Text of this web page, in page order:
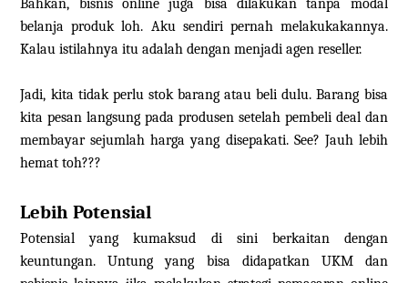
Bahkan, bisnis online juga bisa dilakukan tanpa modal
belanja produk loh. Aku sendiri pernah melakukakannya.
Kalau istilahnya itu adalah dengan menjadi agen reseller.
Jadi, kita tidak perlu stok barang atau beli dulu. Barang bisa
kita pesan langsung pada produsen setelah pembeli deal dan
membayar sejumlah harga yang disepakati. See? Jauh lebih
hemat toh???
Lebih Potensial
Potensial yang kumaksud di sini berkaitan dengan
keuntungan. Untung yang bisa didapatkan UKM dan